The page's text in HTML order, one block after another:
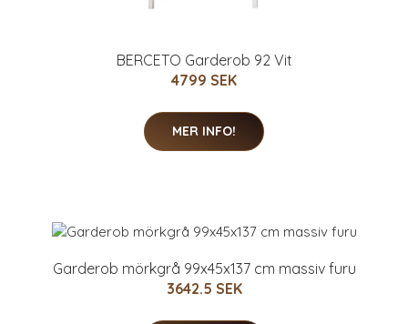
BERCETO Garderob 92 Vit
4799 SEK
MER INFO!
Garderob mörkgrå 99x45x137 cm massiv furu
3642.5 SEK